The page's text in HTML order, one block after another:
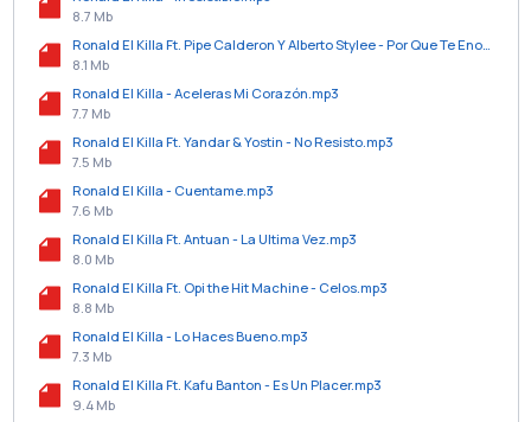
8.7 Mb
Ronald El Killa Ft. Pipe Calderon Y Alberto Stylee - Por Que Te Enojas.mp3
8.1 Mb
Ronald El Killa - Aceleras Mi Corazón.mp3
7.7 Mb
Ronald El Killa Ft. Yandar & Yostin - No Resisto.mp3
7.5 Mb
Ronald El Killa - Cuentame.mp3
7.6 Mb
Ronald El Killa Ft. Antuan - La Ultima Vez.mp3
8.0 Mb
Ronald El Killa Ft. Opi the Hit Machine - Celos.mp3
8.8 Mb
Ronald El Killa - Lo Haces Bueno.mp3
7.3 Mb
Ronald El Killa Ft. Kafu Banton - Es Un Placer.mp3
9.4 Mb